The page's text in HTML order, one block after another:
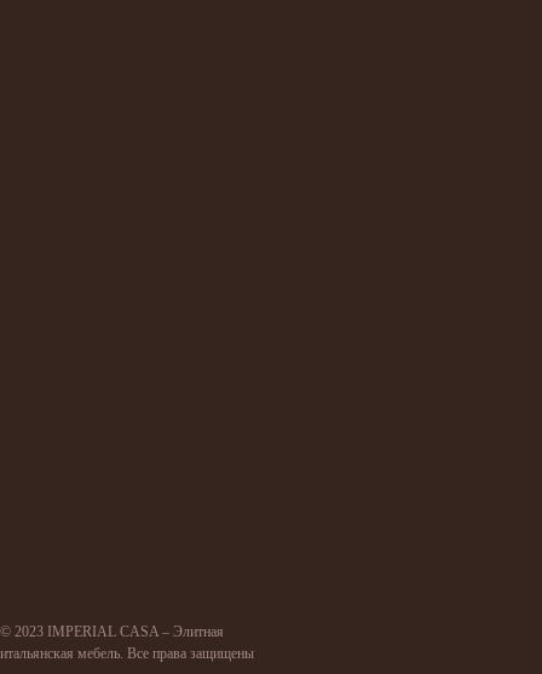
© 2023 IMPERIAL CASA – Элитная
итальянская мебель. Все права защищены